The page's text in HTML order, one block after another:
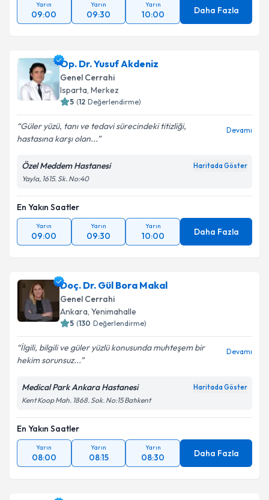
Yarın
09:00
Yarın
09:30
Yarın
10:00 Daha Fazla
Op. Dr. Yusuf Akdeniz
Genel Cerrahi
Isparta, Merkez
5 (12 Değerlendirme)
Güler yüzü, tanı ve tedavi sürecindeki titizliği,
hastasına karşı olan...
Devamı
Özel Meddem Hastanesi Haritada Göster
Yayla, 1615. Sk. No:40
En Yakın Saatler
Yarın
09:00
Yarın
09:30
Yarın
10:00 Daha Fazla
Doç. Dr. Gül Bora Makal
Genel Cerrahi
Ankara, Yenimahalle
5 (130 Değerlendirme)
İlgili, bilgili ve güler yüzlü konusunda muhteşem bir
hekim sorunsuz...
Devamı
Medical Park Ankara Hastanesi Haritada Göster
Kent Koop Mah. 1868. Sok. No:15 Batıkent
En Yakın Saatler
Yarın
08:00
Yarın
08:15
Yarın
08:30 Daha Fazla